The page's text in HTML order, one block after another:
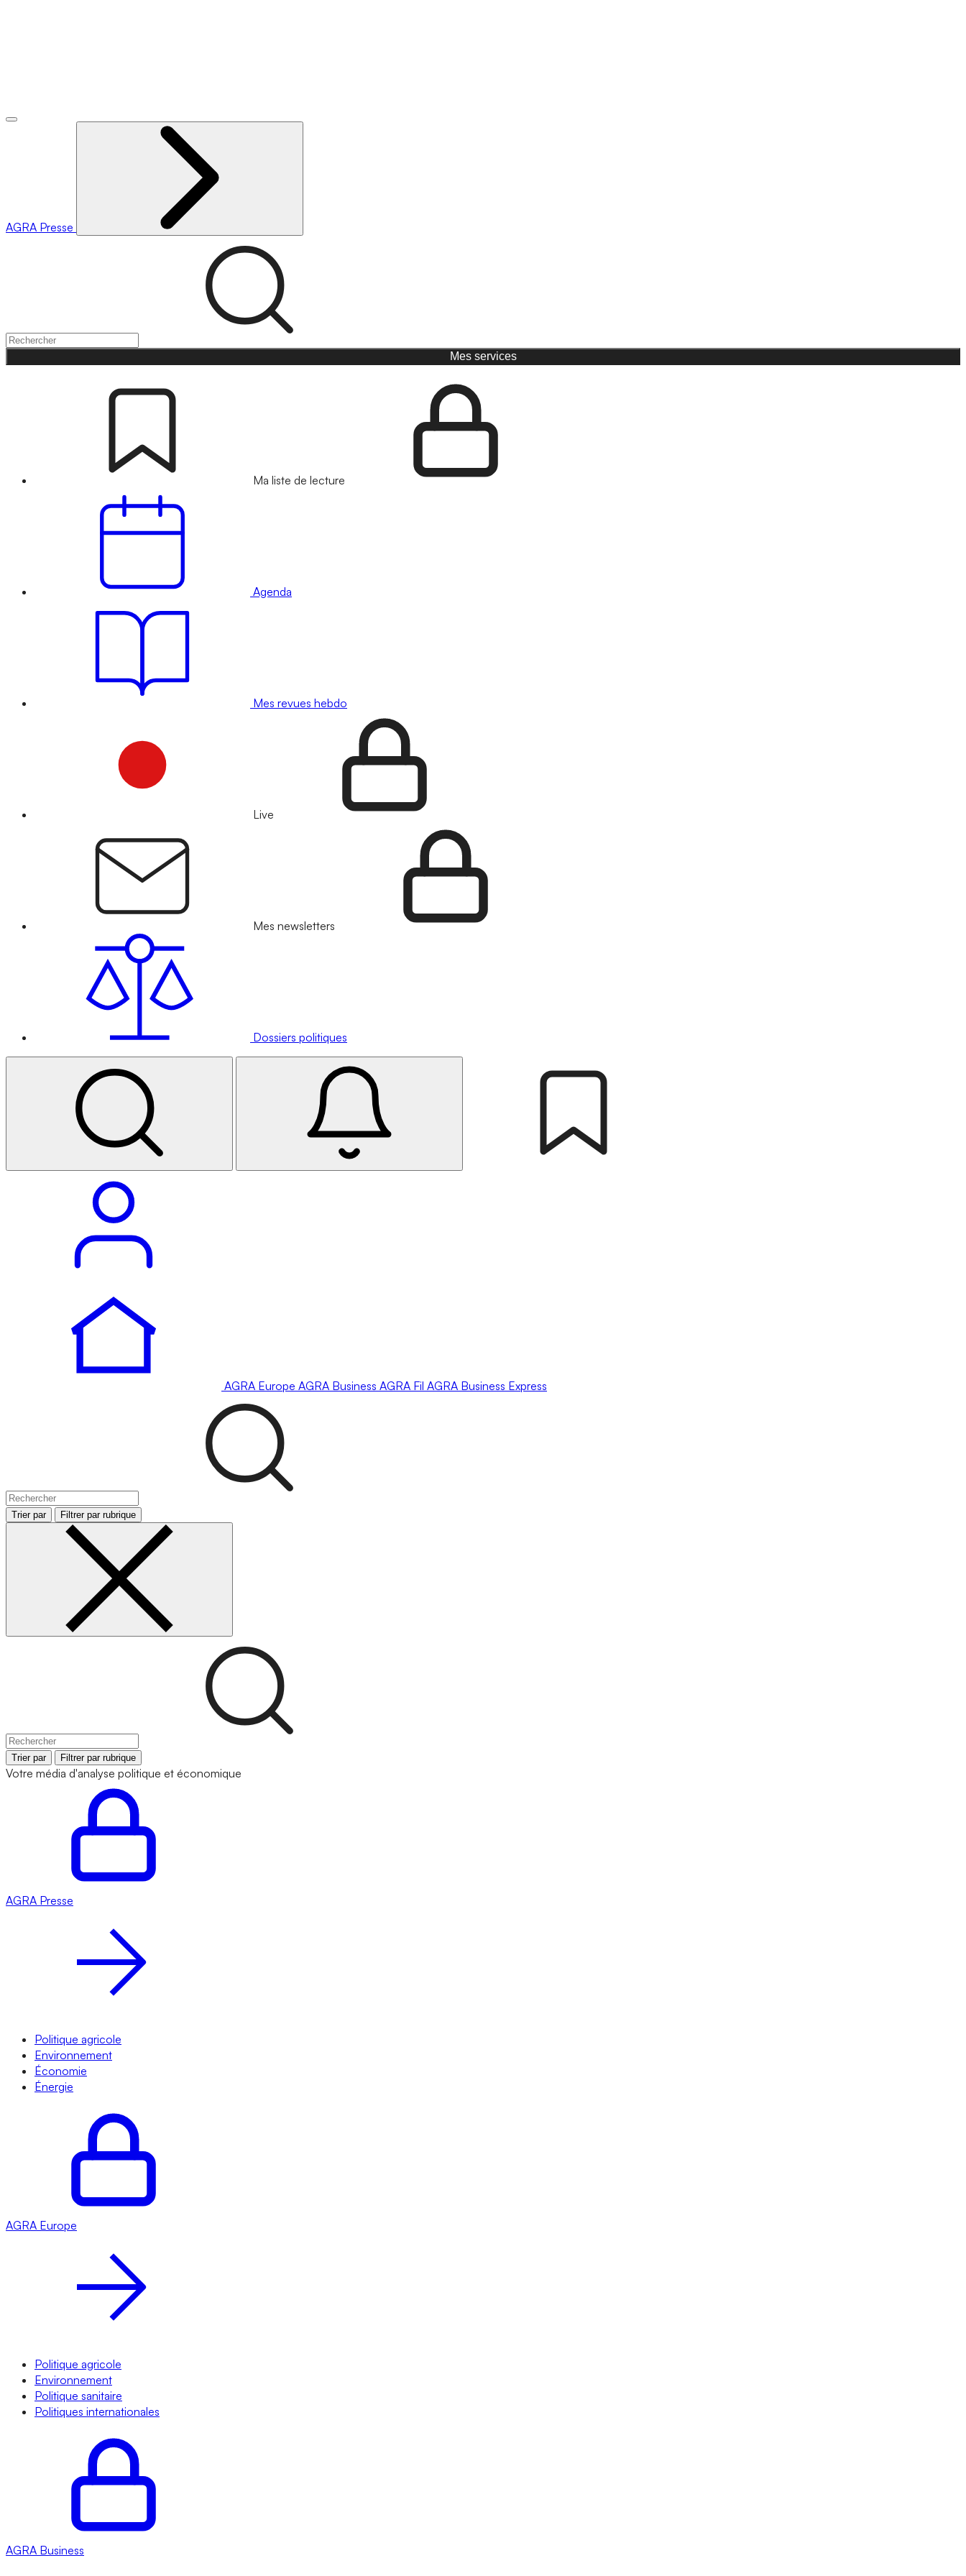
AGRA Presse
Mes services
Ma liste de lecture
Agenda
Mes revues hebdo
Live
Mes newsletters
Dossiers politiques
AGRA Europe AGRA Business AGRA Fil AGRA Business Express
Trier par Filtrer par rubrique
Trier par Filtrer par rubrique
Votre média d'analyse politique et économique
AGRA Presse
Politique agricole
Environnement
Économie
Énergie
AGRA Europe
Politique agricole
Environnement
Politique sanitaire
Politiques internationales
AGRA Business